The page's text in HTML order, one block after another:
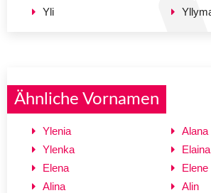
Yli
Ähnliche Vornamen
Ylenia
Ylenka
Elena
Alina
Alana
Elaina
Elene
Alin